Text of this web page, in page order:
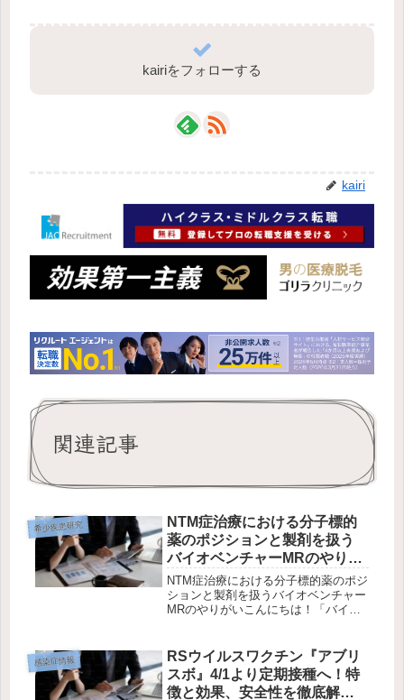
kairiをフォローする
kairi
関連記事
希少疾患研究
NTM症治療における分子標的
薬のポジションと製剤を扱う
バイオベンチャーMRのやりが
い
NTM症治療における分子標的薬のポジ
ションと製剤を扱うバイオベンチャー
MRのやりがいこんにちは！「バイオ
症（NTM症）に焦点を当て、この疾患
を治療するための分子標的薬につい...
感染症情報
RSウイルスワクチン『アブリ
スボ』4/1より定期接種へ！特
徴と効果、安全性を徹底解